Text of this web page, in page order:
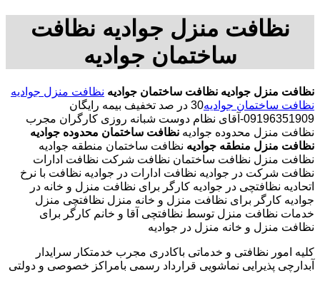
نظافت منزل جوادیه نظافت
ساختمان جوادیه
نظافت منزل جوادیه نظافت ساختمان جوادیه نظافت منزل جوادیه
نظافت ساختمان جوادیه
30 در صد تخفیف بیمه رایگان
09196351909-آقای نظام دوست شبانه روزی کارگران مجرب
نظافت منزل محدوده جوادیه نظافت ساختمان محدوده جوادیه
نظافت منزل منطقه جوادیه نظافت ساختمان منطقه جوادیه
نظافت منزل نظافت ساختمان نظافت شرکت نظافت ادارات
نظافت شرکت در جوادیه نظافت ادارات در جوادیه نظافت با نرخ
اتحادیه نظافتچی در جوادیه کارگر برای نظافت منزل و خانه در
جوادیه کارگر برای نظافت منزل و خانه منزل نظافتچی منزل
خدمات نظافت منزل توسط نظافتچی آقا و خانم کارگر برای
نظافت منزل و خانه منزل در جوادیه
کلیه امور نظافتی و خدماتی باکادری مجرب خدمتکار سرایدار
آبدارچی پذیرایی نماشویی قرارداد رسمی بامراکز خصوصی و دولتی